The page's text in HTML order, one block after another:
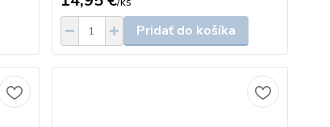
Pridať do košíka